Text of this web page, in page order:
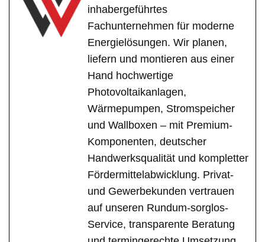
inhabergeführtes
Fachunternehmen für moderne
Energielösungen. Wir planen,
liefern und montieren aus einer
Hand hochwertige
Photovoltaikanlagen,
Wärmepumpen, Stromspeicher
und Wallboxen – mit Premium-
Komponenten, deutscher
Handwerksqualität und kompletter
Fördermittelabwicklung. Privat-
und Gewerbekunden vertrauen
auf unseren Rundum-sorglos-
Service, transparente Beratung